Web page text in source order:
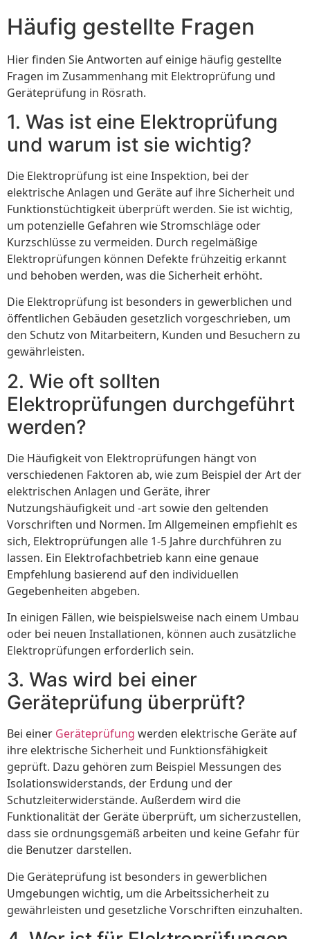
Häufig gestellte Fragen
Hier finden Sie Antworten auf einige häufig gestellte
Fragen im Zusammenhang mit Elektroprüfung und
Geräteprüfung in Rösrath.
1. Was ist eine Elektroprüfung
und warum ist sie wichtig?
Die Elektroprüfung ist eine Inspektion, bei der
elektrische Anlagen und Geräte auf ihre Sicherheit und
Funktionstüchtigkeit überprüft werden. Sie ist wichtig,
um potenzielle Gefahren wie Stromschläge oder
Kurzschlüsse zu vermeiden. Durch regelmäßige
Elektroprüfungen können Defekte frühzeitig erkannt
und behoben werden, was die Sicherheit erhöht.
Die Elektroprüfung ist besonders in gewerblichen und
öffentlichen Gebäuden gesetzlich vorgeschrieben, um
den Schutz von Mitarbeitern, Kunden und Besuchern zu
gewährleisten.
2. Wie oft sollten
Elektroprüfungen durchgeführt
werden?
Die Häufigkeit von Elektroprüfungen hängt von
verschiedenen Faktoren ab, wie zum Beispiel der Art der
elektrischen Anlagen und Geräte, ihrer
Nutzungshäufigkeit und -art sowie den geltenden
Vorschriften und Normen. Im Allgemeinen empfiehlt es
sich, Elektroprüfungen alle 1-5 Jahre durchführen zu
lassen. Ein Elektrofachbetrieb kann eine genaue
Empfehlung basierend auf den individuellen
Gegebenheiten abgeben.
In einigen Fällen, wie beispielsweise nach einem Umbau
oder bei neuen Installationen, können auch zusätzliche
Elektroprüfungen erforderlich sein.
3. Was wird bei einer
Geräteprüfung überprüft?
Bei einer Geräteprüfung werden elektrische Geräte auf
ihre elektrische Sicherheit und Funktionsfähigkeit
geprüft. Dazu gehören zum Beispiel Messungen des
Isolationswiderstands, der Erdung und der
Schutzleiterwiderstände. Außerdem wird die
Funktionalität der Geräte überprüft, um sicherzustellen,
dass sie ordnungsgemäß arbeiten und keine Gefahr für
die Benutzer darstellen.
Die Geräteprüfung ist besonders in gewerblichen
Umgebungen wichtig, um die Arbeitssicherheit zu
gewährleisten und gesetzliche Vorschriften einzuhalten.